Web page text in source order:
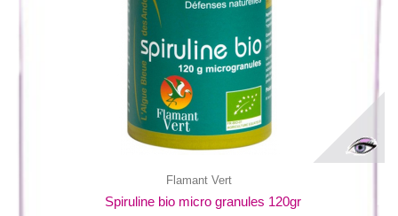
Flamant Vert
Spiruline bio micro granules 120gr